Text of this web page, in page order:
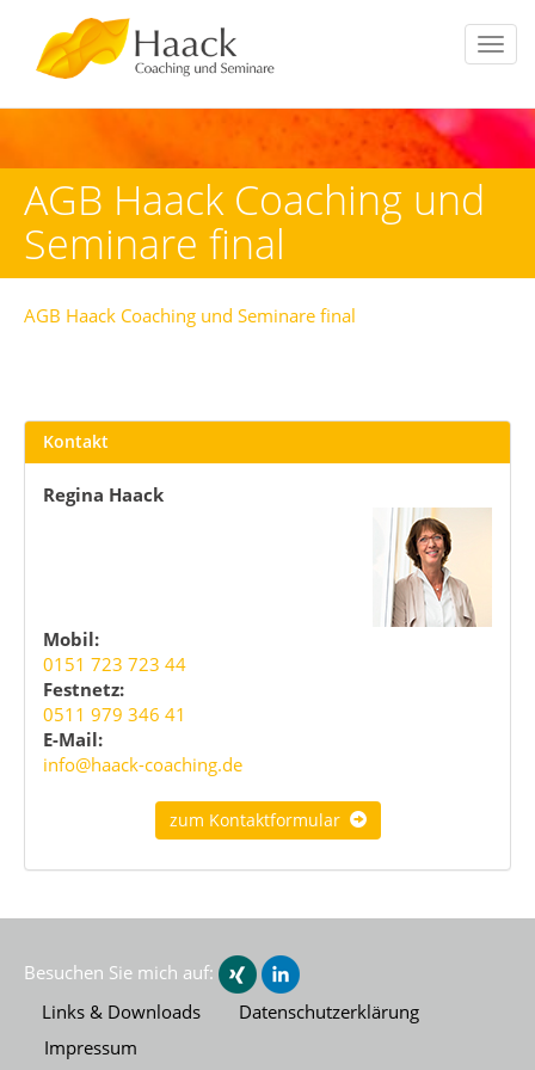
AGB Haack Coaching und
Seminare final
AGB Haack Coaching und Seminare final
Kontakt
Regina Haack
Mobil:
0151 723 723 44
Festnetz:
0511 979 346 41
E-Mail:
info@haack-coaching.de
zum Kontaktformular
Besuchen Sie mich auf:
Links & Downloads
Datenschutzerklärung
Impressum